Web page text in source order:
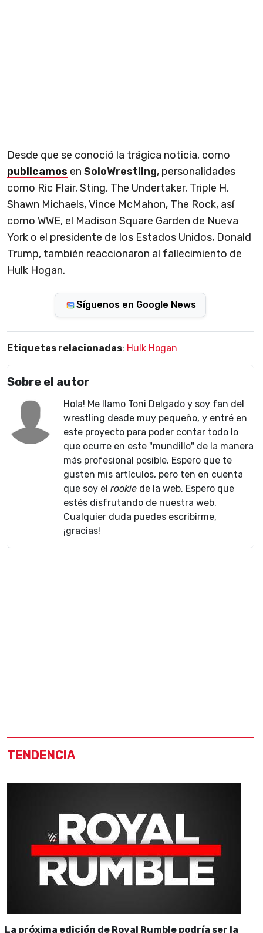
Desde que se conoció la trágica noticia, como
publicamos en SoloWrestling, personalidades
como Ric Flair, Sting, The Undertaker, Triple H,
Shawn Michaels, Vince McMahon, The Rock, así
como WWE, el Madison Square Garden de Nueva
York o el presidente de los Estados Unidos, Donald
Trump, también reaccionaron al fallecimiento de
Hulk Hogan.
Síguenos en Google News
Etiquetas relacionadas: Hulk Hogan
Sobre el autor
Hola! Me llamo Toni Delgado y soy fan del
wrestling desde muy pequeño, y entré en
este proyecto para poder contar todo lo
que ocurre en este "mundillo" de la manera
más profesional posible. Espero que te
gusten mis artículos, pero ten en cuenta
que soy el rookie de la web. Espero que
estés disfrutando de nuestra web.
Cualquier duda puedes escribirme,
¡gracias!
TENDENCIA
La próxima edición de Royal Rumble podría ser la